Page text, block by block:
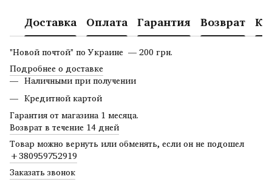
Доставка Оплата Гарантия Возврат
"Новой почтой" по Украине — 200 грн.
Подробнее о доставке
Наличными при получении
Кредитной картой
Гарантия от магазина 1 месяца.
Возврат в течение 14 дней
Товар можно вернуть или обменять, если он не подошел
+380959752919
Заказать звонок